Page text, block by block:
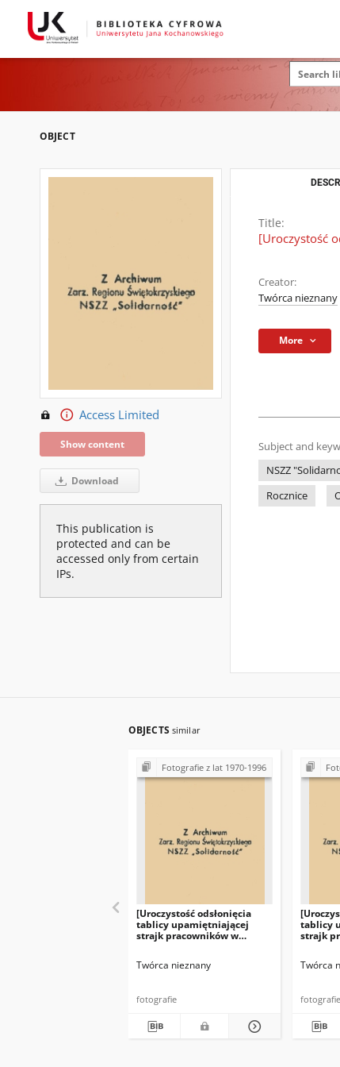
OBJECT
Access Limited
Show content
Download
This publication is
protected and can be
accessed only from certain
IPs.
Title:
[Uroczystość
Creator:
Twórca nieznany
More
Subject and
NSZZ
Rocznice
OBJECTS similar
Fotografie z lat 1970-1996
[Uroczystość odsłonięcia
tablicy upamiętniającej
strajk pracowników w
Twórca nieznany
fotografie
tablicy
strajk
Twórca
fotografie